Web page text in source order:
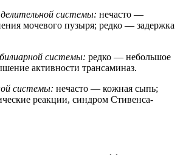
системы: нечасто —
мочевого пузыря; редко — задержка
системы: редко — небольшое
активности трансаминаз.
системы: нечасто — кожная сыпь;
реакции, синдром Стивенса-